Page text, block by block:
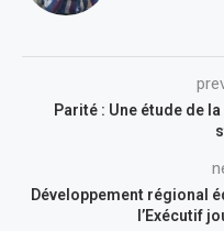
Parité : Une étude de
Développement régional
l’Exécutif